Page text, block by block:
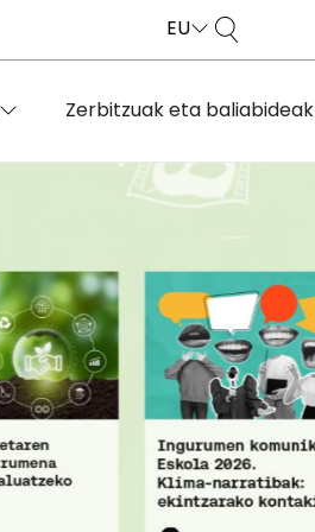
EU
Zerbitzuak eta baliabideak